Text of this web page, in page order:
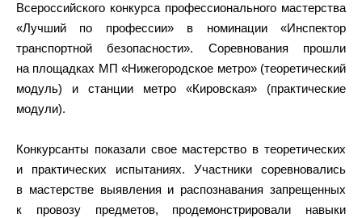
Всероссийского конкурса профессионального мастерства
«Лучший по профессии» в номинации «Инспектор
транспортной безопасности». Соревнования прошли
на площадках МП «Нижегородское метро» (теоретический
модуль) и станции метро «Кировская» (практические
модули).
Конкурсанты показали свое мастерство в теоретических
и практических испытаниях. Участники соревновались
в мастерстве выявления и распознавания запрещенных
к провозу предметов, продемонстрировали навыки